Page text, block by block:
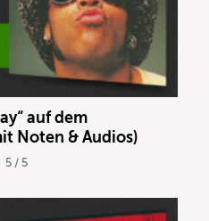
auf dem
Noten & Audios)
5 / 5